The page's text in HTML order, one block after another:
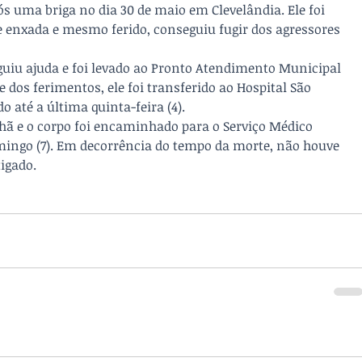
uma briga no dia 30 de maio em Clevelândia. Ele foi
e mesmo ferido, conseguiu fugir dos agressores
ajuda e foi levado ao Pronto Atendimento Municipal
dos ferimentos, ele foi transferido ao Hospital São
até a última quinta-feira (4).
e o corpo foi encaminhado para o Serviço Médico
(7). Em decorrência do tempo da morte, não houve